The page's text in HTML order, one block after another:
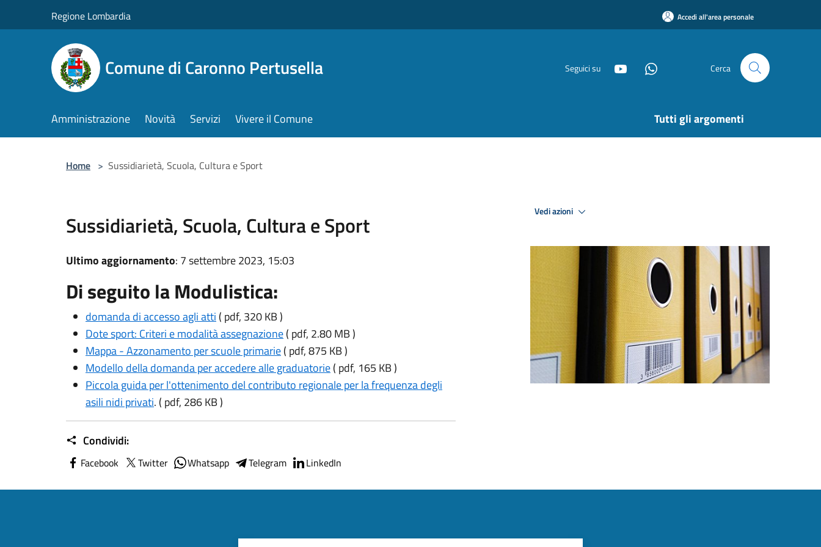
Regione Lombardia Accedi all'area personale
Comune di Caronno Pertusella Seguici su Cerca
Amministrazione Novità Servizi Vivere il Comune Tutti gli argomenti
Home > Sussidiarietà, Scuola, Cultura e Sport
Sussidiarietà, Scuola, Cultura e Sport
Ultimo aggiornamento: 7 settembre 2023, 15:03
Di seguito la Modulistica:
domanda di accesso agli atti ( pdf, 320 KB )
Dote sport: Criteri e modalità assegnazione( pdf, 2.80 MB )
Mappa - Azzonamento per scuole primarie( pdf, 875 KB )
Modello della domanda per accedere alle graduatorie( pdf, 165 KB )
Piccola guida per l'ottenimento del contributo regionale per la frequenza degli
asili nidi privati. ( pdf, 286 KB )
Condividi:
Facebook Twitter Whatsapp Telegram LinkedIn
Vedi azioni